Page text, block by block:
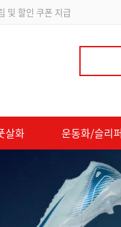
추가적립
살화 운동화/슬리퍼